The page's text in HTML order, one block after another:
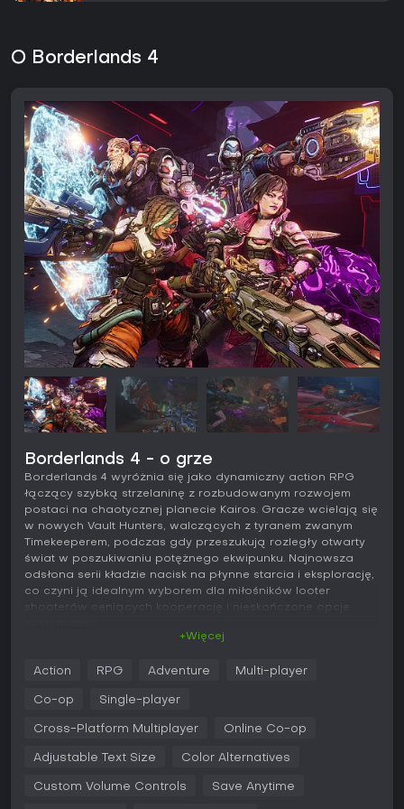
O Borderlands 4
Borderlands 4 - o grze
Borderlands 4 wyróżnia się jako dynamiczny action RPG
łączący szybką strzelaninę z rozbudowanym rozwojem
postaci na chaotycznej planecie Kairos. Gracze wcielają się
w nowych Vault Hunters, walczących z tyranem zwanym
Timekeeperem, podczas gdy przeszukują rozległy otwarty
świat w poszukiwaniu potężnego ekwipunku. Najnowsza
odsłona serii kładzie nacisk na płynne starcia i eksplorację,
co czyni ją idealnym wyborem dla miłośników looter
shooterów ceniących kooperację i nieskończone opcje
W Borderlands 4 podstawowa pętla rozgrywki opiera się na
masakrowaniu hord wrogów za pomocą ogromnego
modyfikacje. Vault Hunters dysponują charakterystycznymi
elementalnych eksplozji po przywoływanie sojuszników. Gra
się, hakowanie, podwójne skoki i uniki, umożliwiające
+Więcej
Action RPG Adventure Multi-player
Co-op Single-player
Cross-Platform Multiplayer Online Co-op
Adjustable Text Size Color Alternatives
Custom Volume Controls Save Anytime